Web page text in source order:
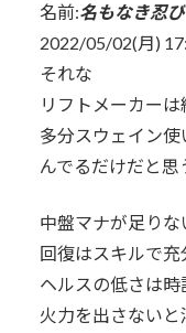
名前:名もなき忍
2022/05/02(月)
それな
リフトメーカー
多分スウェイン
んでるだけだと思
中盤マナが足りな
回復はスキルで充
ヘルスの低さは時
火力を出さない